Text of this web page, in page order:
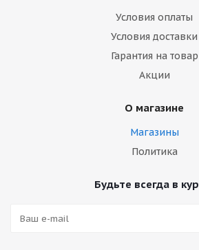
Условия оплаты
Условия доставки
Гарантия на товар
Акции
О магазине
Магазины
Политика
Будьте всегда в